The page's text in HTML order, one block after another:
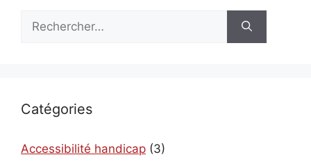
Catégories
Accessibilité handicap (3)